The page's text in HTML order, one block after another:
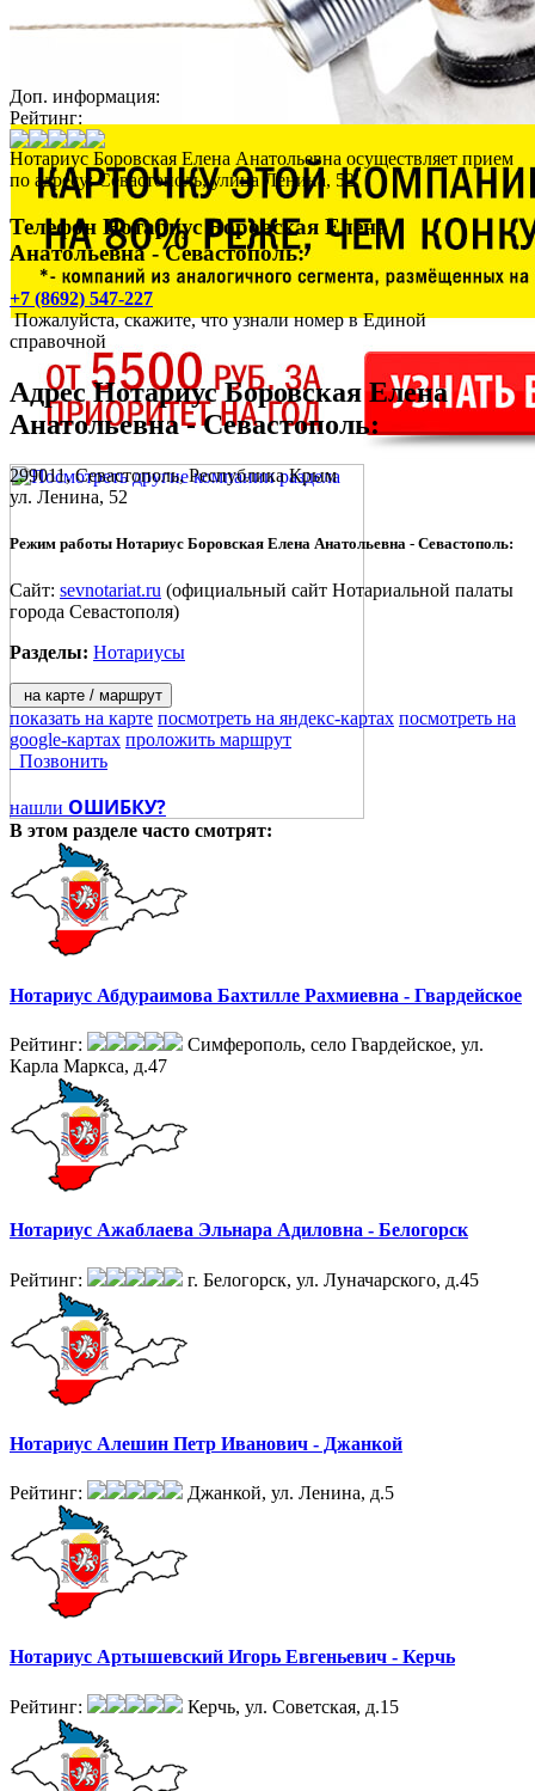
Доп. информация:
Рейтинг:
Нотариус Боровская Елена Анатольевна осуществляет прием
по адресу: Севастополь, улица Ленина, 52.
Телефон Нотариус Боровская Елена
Анатольевна - Севастополь:
+7 (8692) 547-227
Пожалуйста, скажите, что узнали номер в Единой
справочной
АдресНотариус Боровская Елена
Анатольевна - Севастополь:
299011,Севастополь, Республика Крым
ул. Ленина, 52
Режим работы Нотариус Боровская Елена Анатольевна - Севастополь:
Сайт: sevnotariat.ru (официальный сайт Нотариальной палаты
города Севастополя)
Разделы: Нотариусы
на карте / маршрут
показать на карте посмотреть на яндекс-картах посмотреть на
google-картах проложить маршрут
Позвонить
нашли ОШИБКУ?
В этом разделе часто смотрят:
Нотариус Абдураимова Бахтилле Рахмиевна - Гвардейское
Рейтинг:
Симферополь, село Гвардейское, ул.
Карла Маркса, д.47
Нотариус Ажаблаева Эльнара Адиловна - Белогорск
Рейтинг: г. Белогорск, ул. Луначарского, д.45
Нотариус Алешин Петр Иванович - Джанкой
Рейтинг: Джанкой, ул. Ленина, д.5
Нотариус Артышевский Игорь Евгеньевич - Керчь
Рейтинг: Керчь, ул. Советская, д.15